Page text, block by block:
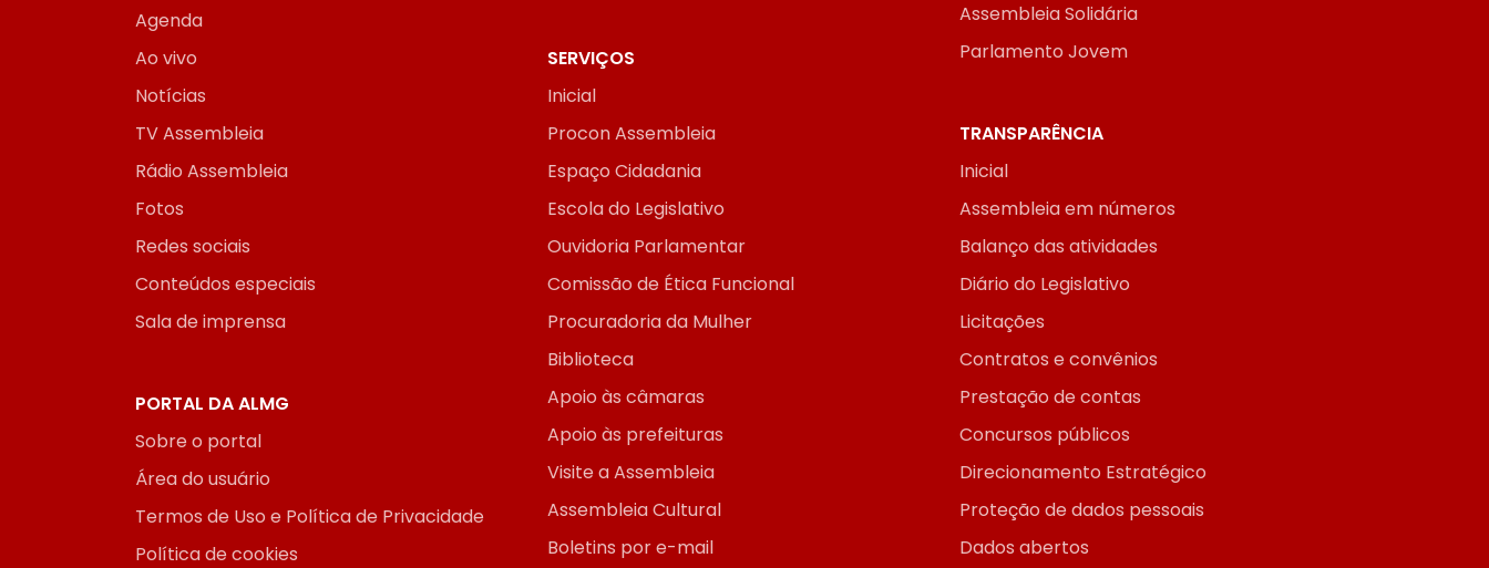
Assembleia Solidária
Parlamento Jovem
Agenda
Ao vivo
Notícias
TV Assembleia
Rádio Assembleia
Fotos
Redes sociais
Conteúdos especiais
Sala de imprensa
SERVIÇOS
Inicial
Procon Assembleia
Espaço Cidadania
Escola do Legislativo
Ouvidoria Parlamentar
Comissão de Ética Funcional
Procuradoria da Mulher
Biblioteca
Apoio às câmaras
Apoio às prefeituras
Visite a Assembleia
Assembleia Cultural
Boletins por e-mail
TRANSPARÊNCIA
Inicial
Assembleia em números
Balanço das atividades
Diário do Legislativo
Licitações
Contratos e convênios
Prestação de contas
Concursos públicos
Direcionamento Estratégico
Proteção de dados pessoais
Dados abertos
PORTAL DA ALMG
Sobre o portal
Área do usuário
Termos de Uso e Política de Privacidade
Política de cookies